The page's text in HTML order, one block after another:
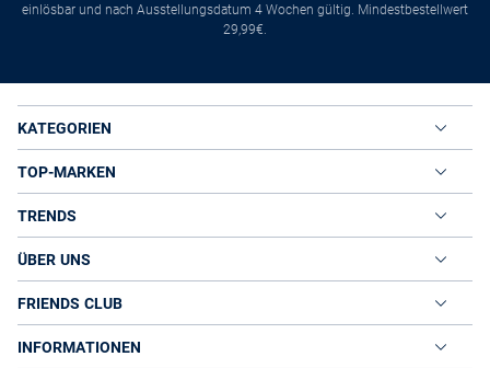
einlösbar und nach Ausstellungsdatum 4 Wochen gültig. Mindestbestellwert
29,99€.
KATEGORIEN
TOP-MARKEN
TRENDS
ÜBER UNS
FRIENDS CLUB
INFORMATIONEN